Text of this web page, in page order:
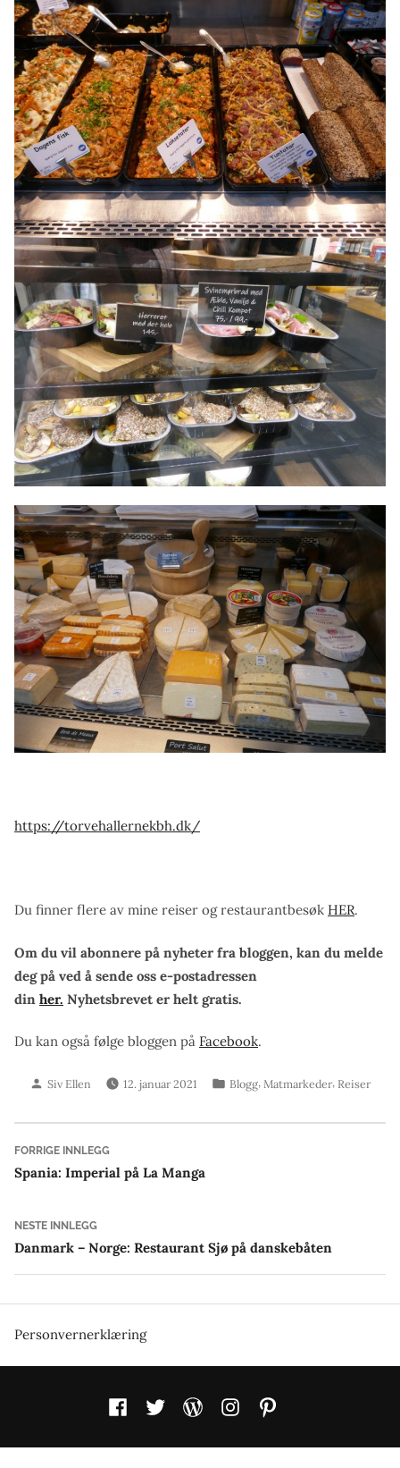
https://torvehallernekbh.dk/
Du finner flere av mine reiser og restaurantbesøk HER.
Om du vil abonnere på nyheter fra bloggen, kan du melde
deg på ved å sende oss e-postadressen
din her. Nyhetsbrevet er helt gratis.
Du kan også følge bloggen på Facebook.
Skrevet
Siv Ellen 12. januar 2021
Publisert
Blogg, Matmarkeder, Reiser
Innleggsnavigasjon
FORRIGE INNLEGGForrige
innlegg:
Spania: Imperial på La Manga
NESTE INNLEGGNeste
innlegg:
Danmark – Norge: Restaurant Sjø på danskebåten
Personvernerklæring
FacebookTwitter WordPressInstagramPinterest